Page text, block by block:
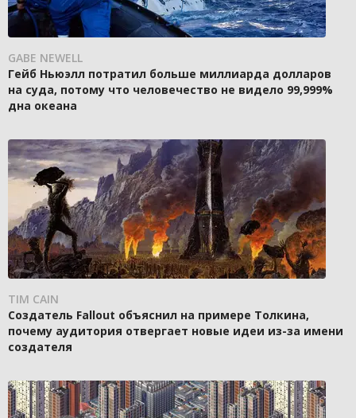
GABE NEWELL
Гейб Ньюэлл потратил больше миллиарда долларов
на суда, потому что человечество не видело 99,999%
дна океана
TIM CAIN
Создатель Fallout объяснил на примере Толкина,
почему аудитория отвергает новые идеи из-за имени
создателя